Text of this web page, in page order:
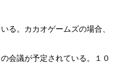
る。カカオゲームズの場合、
会議が予定されている。１０